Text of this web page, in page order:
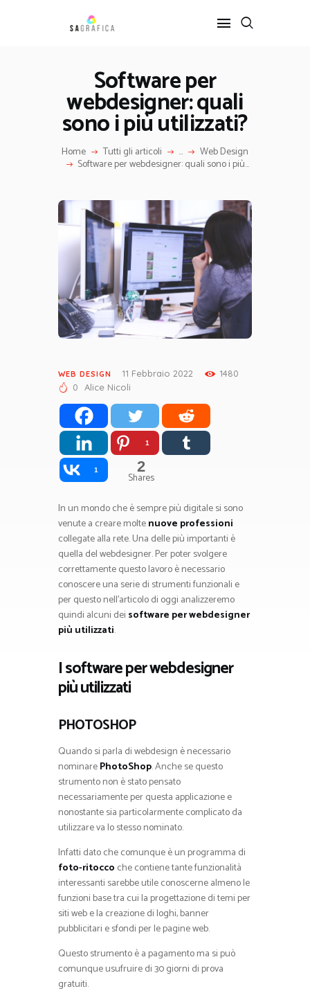
Software per
webdesigner: quali
sono i più utilizzati?
Home Tutti gli articoli ... Web Design
Software per webdesigner: quali sono i più...
HOME
GRAFICA
ARTE
INTERIOR DESIGN
CONTATTI
WEB DESIGN 11 Febbraio 2022
1480
0
Alice Nicoli
1
1 2
Shares
In un mondo che è sempre più digitale si sono
venute a creare moltenuove professioni
collegate alla rete. Una delle più importanti è
quella del webdesigner. Per poter svolgere
correttamente questo lavoro è necessario
conoscere una serie di strumenti funzionali e
per questo nell’articolo di oggi analizzeremo
quindi alcuni dei software per webdesigner
più utilizzati.
I software per webdesigner
più utilizzati
PHOTOSHOP
Quando si parla di webdesign è necessario
nominarePhotoShop. Anche se questo
strumento non è stato pensato
necessariamente per questa applicazione e
nonostante sia particolarmente complicato da
utilizzare va lo stesso nominato.
Infatti dato che comunque è un programma di
foto-ritocco che contiene tante funzionalità
interessanti sarebbe utile conoscerne almeno le
funzioni base tra cui la progettazione di temi per
siti web e la creazione di loghi, banner
pubblicitari e sfondi per le pagine web.
Questo strumento è a pagamento ma si può
comunque usufruire di 30 giorni di prova
gratuiti.